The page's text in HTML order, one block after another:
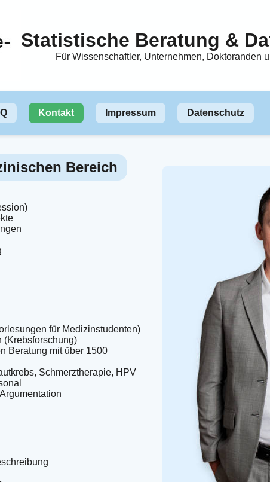
Statistische Beratung &
Für Wissenschaftler, Unternehmen, Doktoranden
Kontakt Impressum Datenschutz
Bereich
für Medizinstudenten)
(Krebsforschung)
Beratung mit über 1500
Schmerztherapie, HPV